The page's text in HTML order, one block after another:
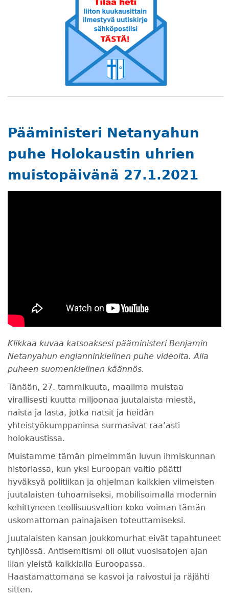
Pääministeri Netanyahun
puhe Holokaustin uhrien
muistopäivänä 27.1.2021
Klikkaa kuvaa katsoaksesi pääministeri Benjamin
Netanyahun englanninkielinen puhe videolta. Alla
puheen suomenkielinen käännös.
Tänään, 27. tammikuuta, maailma muistaa
virallisesti kuutta miljoonaa juutalaista miestä,
naista ja lasta, jotka natsit ja heidän
yhteistyökumppaninsa surmasivat raa’asti
holokaustissa.
Muistamme tämän pimeimmän luvun ihmiskunnan
historiassa, kun yksi Euroopan valtio päätti
hyväksyä politiikan ja ohjelman kaikkien viimeisten
juutalaisten tuhoamiseksi, mobilisoimalla modernin
kehittyneen teollisuusvaltion koko voiman tämän
uskomattoman painajaisen toteuttamiseksi.
Juutalaisten kansan joukkomurhat eivät tapahtuneet
tyhjiössä. Antisemitismi oli ollut vuosisatojen ajan
liian yleistä kaikkialla Euroopassa.
Haastamattomana se kasvoi ja raivostui ja räjähti
sitten.